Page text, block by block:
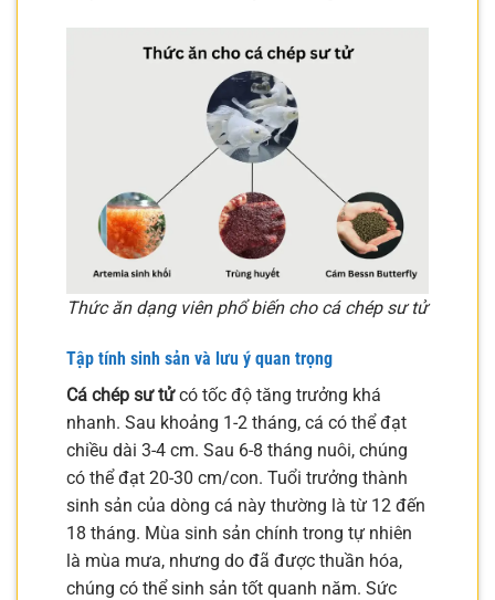
Thức ăn dạng viên phổ biến cho cá chép sư tử
Tập tính sinh sản và lưu ý quan trọng
Cá chép sư tửcó tốc độ tăng trưởng khá
nhanh. Sau khoảng 1-2 tháng, cá có thể đạt
chiều dài 3-4 cm. Sau 6-8 tháng nuôi, chúng
có thể đạt 20-30 cm/con. Tuổi trưởng thành
sinh sản của dòng cá này thường là từ 12 đến
18 tháng. Mùa sinh sản chính trong tự nhiên
là mùa mưa, nhưng do đã được thuần hóa,
chúng có thể sinh sản tốt quanh năm. Sức